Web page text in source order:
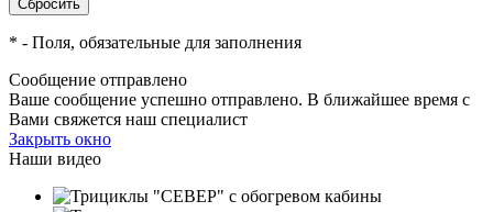
* - Поля, обязательные для заполнения
Сообщение отправлено
Ваше сообщение успешно отправлено. В ближайшее время с
Вами свяжется наш специалист
Закрыть окно
Наши видео